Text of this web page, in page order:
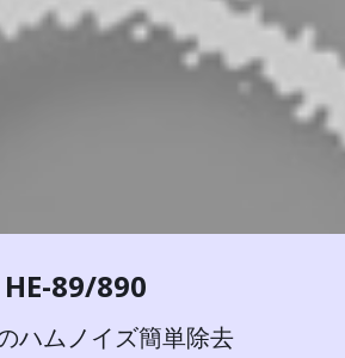
89/890
ハムノイズ簡単除去